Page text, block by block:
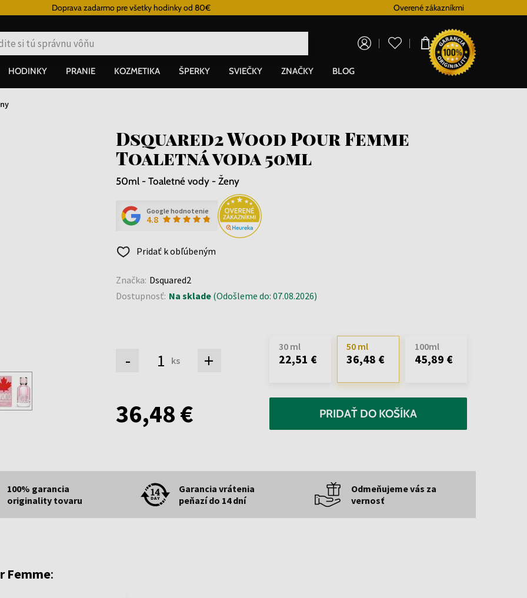
Doprava zadarmo pre všetky hodinky od 80€ Overené zákazníkmi
0,00 €
HODINKY PRANIE KOZMETIKA ŠPERKY SVIEČKY ZNAČKY BLOG
Dsquared2 Wood Pour Femme
Toaletná voda 50ml
50ml - Toaletné vody - Ženy
Google hodnotenie
4.8
Pridať k obľúbeným
Značka: Dsquared2
Dostupnosť: Na sklade(Odošleme do: 07.08.2026)
- ks +
30 ml
22,51 €
50 ml
36,48 €
100ml
45,89 €
36,48 € PRIDAŤ DO KOŠÍKA
100% garancia
originality tovaru
Garancia vrátenia
peňazí do 14 dní
Odmeňujeme vás za
vernosť
Femme: